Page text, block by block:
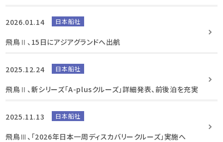
2026.01.14 日本船社
飛鳥Ⅱ、15日にアジアグランドへ出航
2025.12.24 日本船社
飛鳥Ⅱ、新シリーズ「A-plusクルーズ」詳細発表、前後泊を充実
2025.11.13 日本船社
飛鳥Ⅲ、「2026年日本一周ディスカバリークルーズ」実施へ